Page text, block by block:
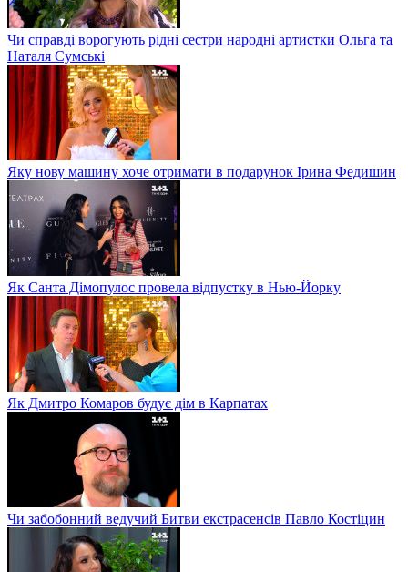
Чи справді ворогують рідні сестри народні артистки Ольга та
Наталя Сумські
Яку нову машину хоче отримати в подарунок Ірина Федишин
Як Санта Дімопулос провела відпустку в Нью-Йорку
Як Дмитро Комаров будує дім в Карпатах
Чи забобонний ведучий Битви екстрасенсів Павло Костіцин